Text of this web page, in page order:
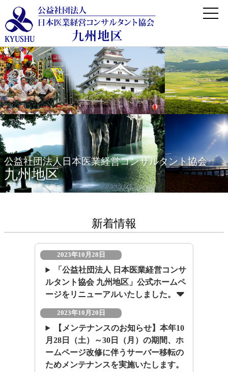
公益社団法人日本医業経営コンサルタント協会
九州地区
新着情報
2023年10月28日
「公益社団法人 日本医業経営コンサ
ルタント協会 九州地区」公式ホームペ
ージをリニューアルいたしました。
2023年10月20日
【メンテナンスのお知らせ】本年10
月28日（土）～30日（月）の期間、ホ
ームページ改修に伴うサーバー移転の
ためメンテナンスを実施いたします。